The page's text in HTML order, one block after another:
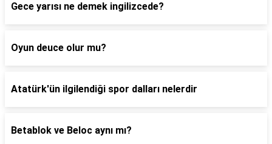
Gece yarısı ne demek ingilizcede?
Oyun deuce olur mu?
Atatürk'ün ilgilendiği spor dalları nelerdir
Betablok ve Beloc aynı mı?